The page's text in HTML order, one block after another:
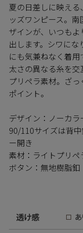
夏の日差しに映え
ッズワンピース。
ザインが、いつも
出します。シワに
にも気兼ねなく着用
太さの異なる糸を
プリペラ素材。ざ
ポイント。
デザイン：ノーカ
90/110サイズは背
ー開き
素材：ライトプリペ
ボタン：無地樹脂釦